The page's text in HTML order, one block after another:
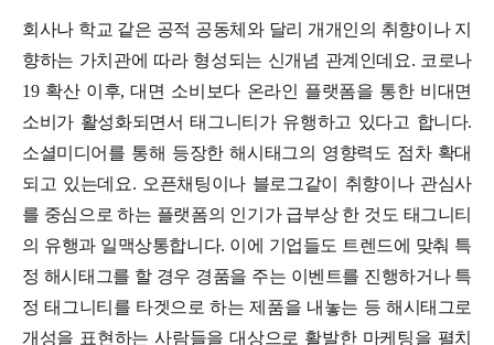
회사나 학교 같은 공적 공동체와 달리 개개인의 취향이나 지
향하는 가치관에 따라 형성되는 신개념 관계인데요. 코로나
19 확산 이후, 대면 소비보다 온라인 플랫폼을 통한 비대면
소비가 활성화되면서 태그니티가 유행하고 있다고 합니다.
소셜미디어를 통해 등장한 해시태그의 영향력도 점차 확대
되고 있는데요. 오픈채팅이나 블로그같이 취향이나 관심사
를 중심으로 하는 플랫폼의 인기가 급부상 한 것도 태그니티
의 유행과 일맥상통합니다. 이에 기업들도 트렌드에 맞춰 특
정 해시태그를 할 경우 경품을 주는 이벤트를 진행하거나 특
정 태그니티를 타겟으로 하는 제품을 내놓는 등 해시태그로
개성을 표현하는 사람들을 대상으로 활발한 마케팅을 펼치